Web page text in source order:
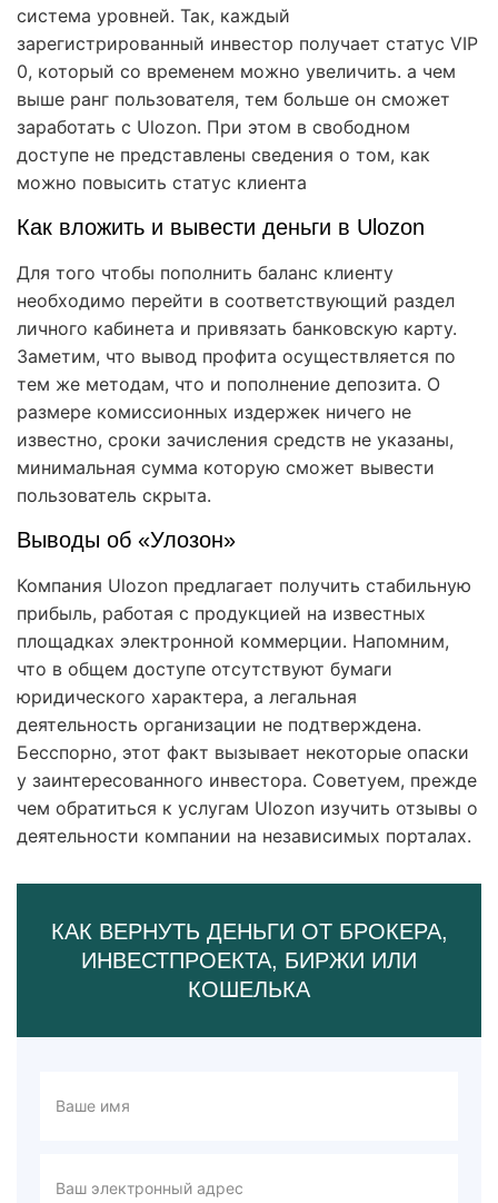
система уровней. Так, каждый
зарегистрированный инвестор получает статус VIP
0, который со временем можно увеличить. а чем
выше ранг пользователя, тем больше он сможет
заработать с Ulozon. При этом в свободном
доступе не представлены сведения о том, как
можно повысить статус клиента
Как вложить и вывести деньги в Ulozon
Для того чтобы пополнить баланс клиенту
необходимо перейти в соответствующий раздел
личного кабинета и привязать банковскую карту.
Заметим, что вывод профита осуществляется по
тем же методам, что и пополнение депозита. О
размере комиссионных издержек ничего не
известно, сроки зачисления средств не указаны,
минимальная сумма которую сможет вывести
пользователь скрыта.
Выводы об «Улозон»
Компания Ulozon предлагает получить стабильную
прибыль, работая с продукцией на известных
площадках электронной коммерции. Напомним,
что в общем доступе отсутствуют бумаги
юридического характера, а легальная
деятельность организации не подтверждена.
Бесспорно, этот факт вызывает некоторые опаски
у заинтересованного инвестора. Советуем, прежде
чем обратиться к услугам Ulozon изучить отзывы о
деятельности компании на независимых порталах.
КАК ВЕРНУТЬ ДЕНЬГИ ОТ БРОКЕРА,
ИНВЕСТПРОЕКТА, БИРЖИ ИЛИ
КОШЕЛЬКА